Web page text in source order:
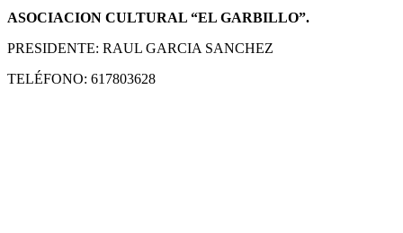
ASOCIACION CULTURAL “EL GARBILLO”.
PRESIDENTE: RAUL GARCIA SANCHEZ
TELÉFONO: 617803628